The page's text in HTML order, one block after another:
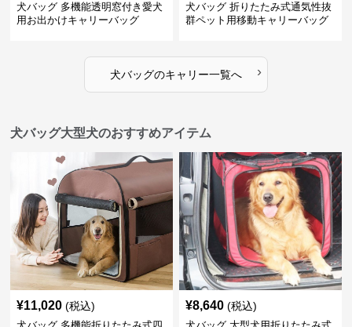
犬バッグ 多機能透明窓付き愛犬
用お出かけキャリーバッグ
犬バッグ 折りたたみ式通気性抜
群ペット用移動キャリーバッグ
犬バッグのキャリー一覧へ ›
犬バッグ大型犬のおすすめアイテム
¥11,020 (税込) ¥8,640 (税込)